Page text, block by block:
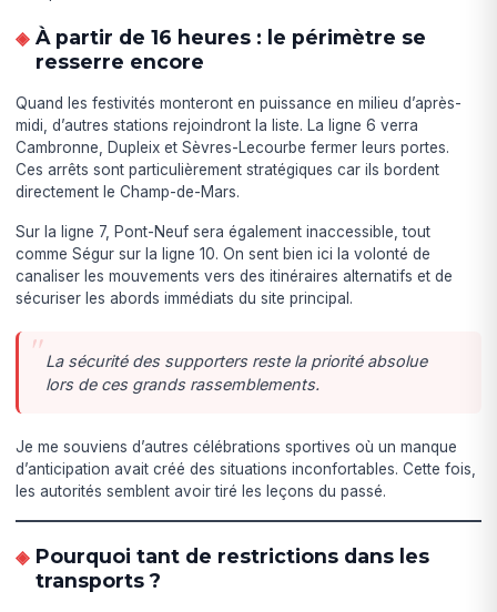
À partir de 16 heures : le périmètre se
resserre encore
Quand les festivités monteront en puissance en milieu d’après-
midi, d’autres stations rejoindront la liste. La ligne 6 verra
Cambronne, Dupleix et Sèvres-Lecourbe fermer leurs portes.
Ces arrêts sont particulièrement stratégiques car ils bordent
directement le Champ-de-Mars.
Sur la ligne 7, Pont-Neuf sera également inaccessible, tout
comme Ségur sur la ligne 10. On sent bien ici la volonté de
canaliser les mouvements vers des itinéraires alternatifs et de
sécuriser les abords immédiats du site principal.
La sécurité des supporters reste la priorité absolue
lors de ces grands rassemblements.
Je me souviens d’autres célébrations sportives où un manque
d’anticipation avait créé des situations inconfortables. Cette fois,
les autorités semblent avoir tiré les leçons du passé.
Pourquoi tant de restrictions dans les
transports ?